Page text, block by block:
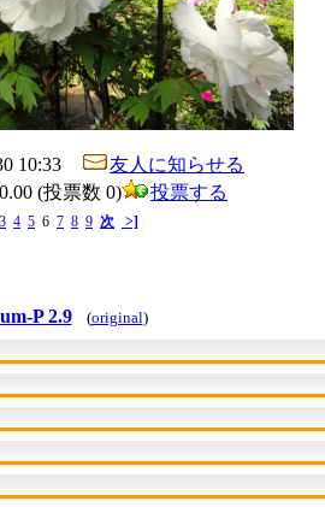
10:33
友人に知らせる
0.00 (投票数 0) 投票する
3 4 5 6 7 8 9 次 >]
P 2.9 (original)